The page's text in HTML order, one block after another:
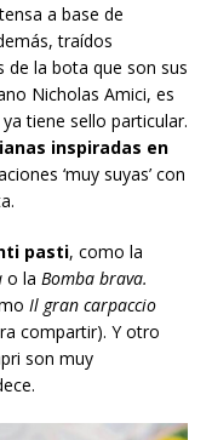
a base de
traídos
la bota que son sus
Nicholas Amici, es
tiene sello particular.
inspiradas en
‘muy suyas’ con
pasti, como la
o la Bomba brava.
Il gran carpaccio
compartir). Y otro
son muy